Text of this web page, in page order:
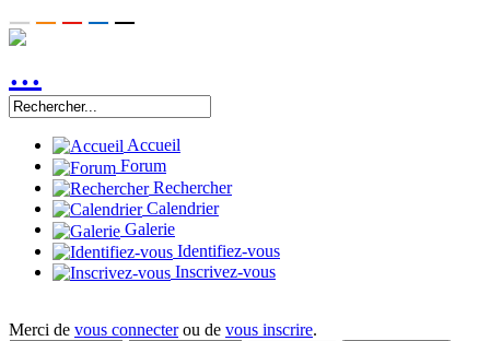
Accueil
Forum
Rechercher
Calendrier
Galerie
Identifiez-vous
Inscrivez-vous
Merci de vous connecterou de vous inscrire.